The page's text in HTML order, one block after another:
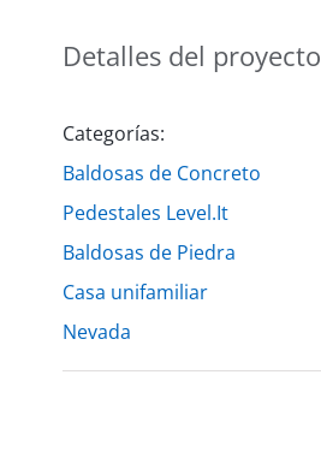
Detalles del proyecto
Categorías:
Baldosas de Concreto
Pedestales Level.It
Baldosas de Piedra
Casa unifamiliar
Nevada